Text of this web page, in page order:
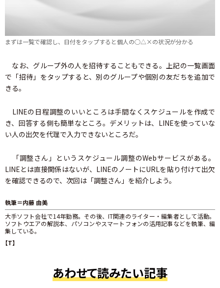
まずは一覧で確認し、日付をタップすると個人の○△×の状況が分かる
なお、グループ外の人を招待することもできる。上記の一覧画面
で「招待」をタップすると、別のグループや個別の友だちを追加で
きる。
LINEの日程調整のいいところは手間なくスケジュールを作成で
き、回答する側も簡単なところ。デメリットは、LINEを使っていな
い人の出欠を代理で入力できないところだ。
「調整さん」というスケジュール調整のWebサービスがある。
LINEとは直接関係はないが、LINEのノートにURLを貼り付けて出欠
を確認できるので、次回は「調整さん」を紹介しよう。
執筆＝内藤 由美
大手ソフト会社で14年勤務。その後、IT関連のライター・編集者として活動。
ソフトウエアの解説本、パソコンやスマートフォンの活用記事などを執筆、編
集している。
【T】
あわせて読みたい記事